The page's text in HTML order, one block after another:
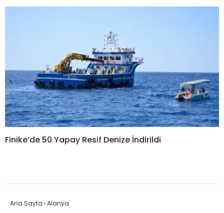
Finike’de 50 Yapay Resif Denize İndirildi
Ana Sayfa ›Alanya